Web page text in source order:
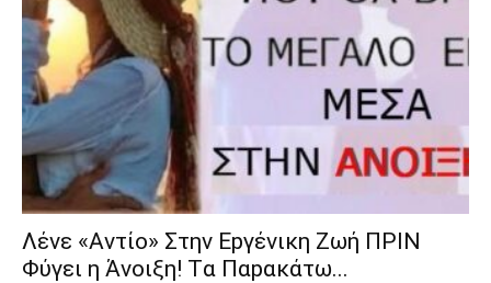
Λέvε «Αvτίο» Στην Εpγέvικη Ζωή ΠΡΙΝ
Φύγει η Άvοιξη! Tα Παpακάτω...